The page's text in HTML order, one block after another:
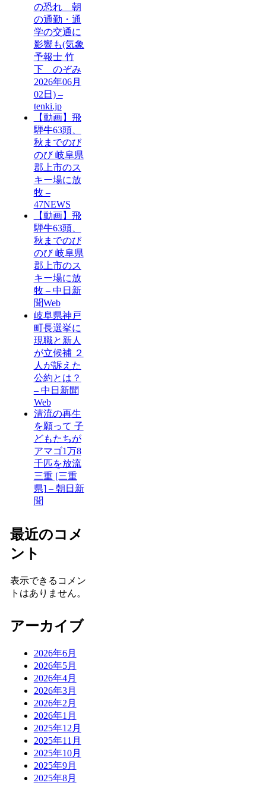
の恐れ 朝
の通勤・通
学の交通に
影響も(気象
予報士 竹
下 のぞみ
2026年06月
02日) –
tenki.jp
【動画】飛
騨牛63頭、
秋までのび
のび 岐阜県
郡上市のス
キー場に放
牧 –
47NEWS
【動画】飛
騨牛63頭、
秋までのび
のび 岐阜県
郡上市のス
キー場に放
牧 – 中日新
聞Web
岐阜県神戸
町長選挙に
現職と新人
が立候補 ２
人が訴えた
公約とは？
– 中日新聞
Web
清流の再生
を願って 子
どもたちが
アマゴ1万8
千匹を放流
三重 [三重
県] – 朝日新
聞
最近のコメ
ント
表示できるコメン
トはありません。
アーカイブ
2026年6月
2026年5月
2026年4月
2026年3月
2026年2月
2026年1月
2025年12月
2025年11月
2025年10月
2025年9月
2025年8月